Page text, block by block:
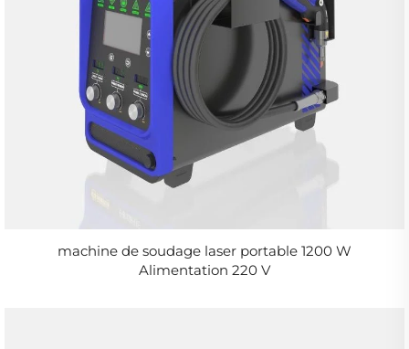
machine de soudage laser portable 1200 W
Alimentation 220 V